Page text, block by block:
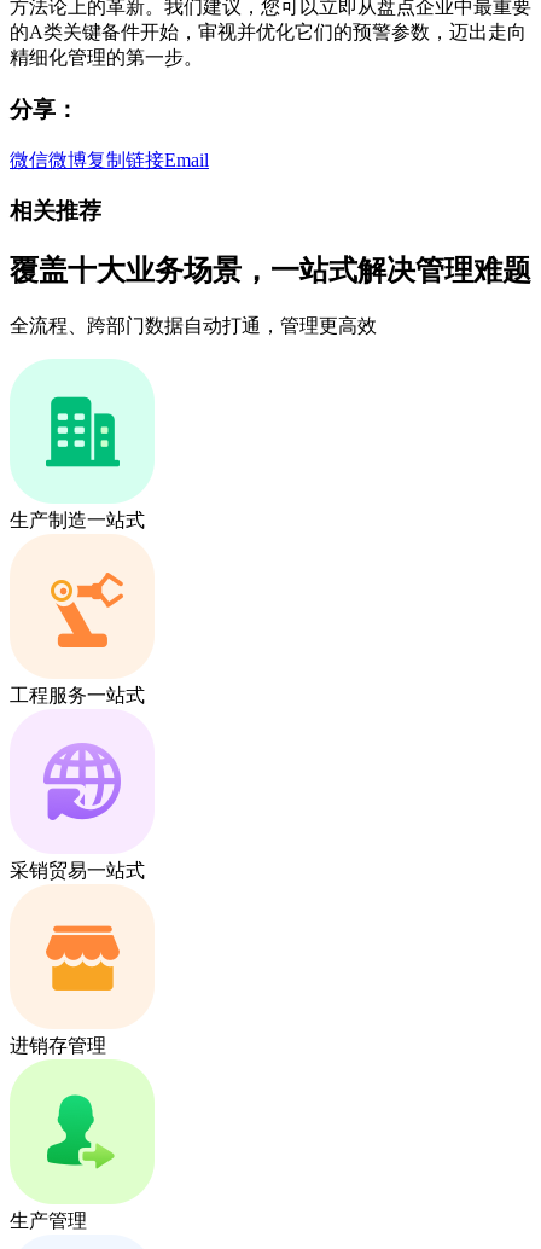
方法论上的革新。我们建议，您可以立即从盘点企业中最重要
的A类关键备件开始，审视并优化它们的预警参数，迈出走向
精细化管理的第一步。
分享：
微信微博复制链接Email
相关推荐
覆盖十大业务场景，一站式解决管理难题
全流程、跨部门数据自动打通，管理更高效
生产制造一站式
工程服务一站式
采销贸易一站式
进销存管理
生产管理